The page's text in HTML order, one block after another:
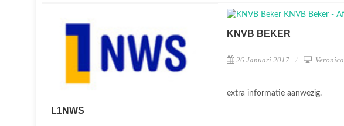
L1NWS
KNVB BEKER
26 Januari 2017 Veronica
extra informatie aanwezig.